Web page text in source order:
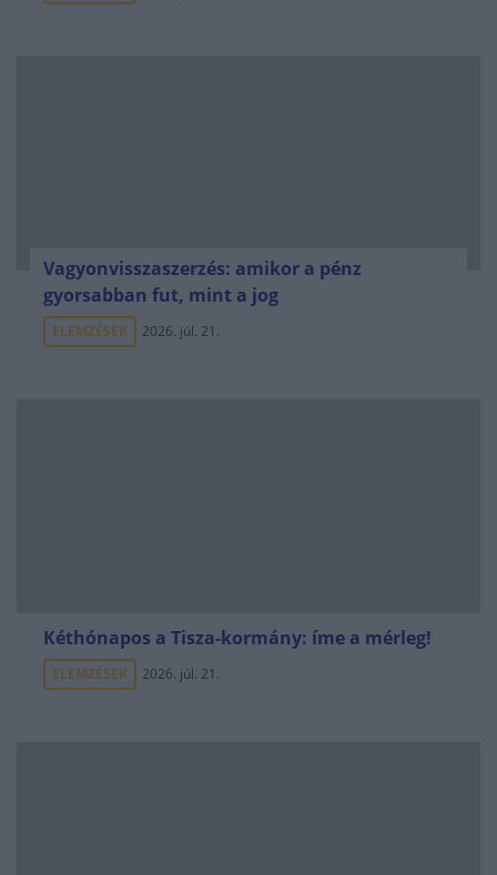
Vagyonvisszaszerzés: amikor a pénz
gyorsabban fut, mint a jog
ELEMZÉSEK 2026. júl. 21.
Kéthónapos a Tisza-kormány: íme a mérleg!
ELEMZÉSEK 2026. júl. 21.